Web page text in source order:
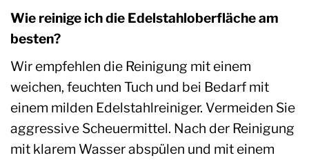
Wie reinige ich die Edelstahloberfläche am
besten?
Wir empfehlen die Reinigung mit einem
weichen, feuchten Tuch und bei Bedarf mit
einem milden Edelstahlreiniger. Vermeiden Sie
aggressive Scheuermittel. Nach der Reinigung
mit klarem Wasser abspülen und mit einem